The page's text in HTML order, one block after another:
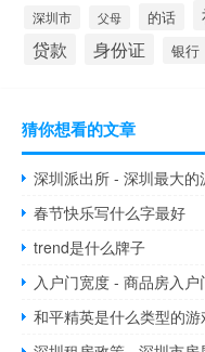
深圳市 父母 的话
贷款 身份证 银行
猜你想看的文章
深圳派出所 - 深圳最大的
春节快乐写什么字最好
trend是什么牌子
入户门宽度 - 商品房入
和平精英是什么类型的游